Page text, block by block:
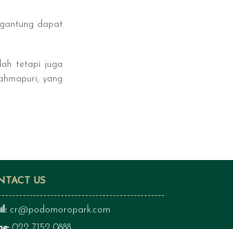
dapat
tetapi juga
yang
US
cr@podomoropark.com